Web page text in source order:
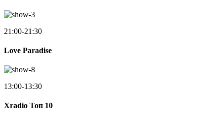
21:00-21:30
Love Paradise
13:00-13:30
Xradio Топ 10